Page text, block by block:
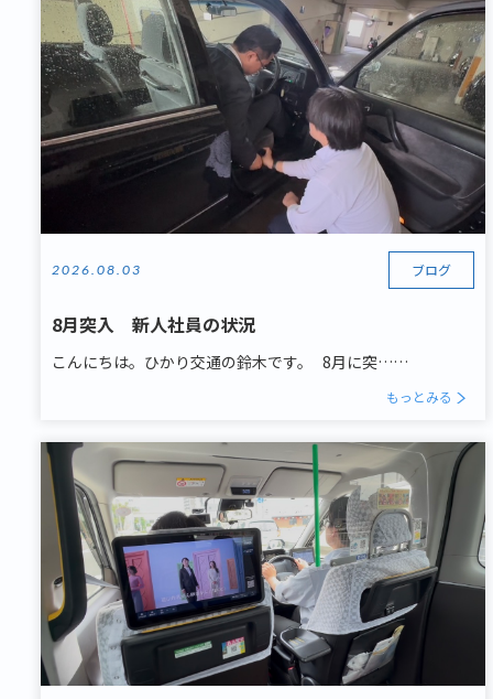
2026.08.03 ブログ
8月突入 新人社員の状況
こんにちは。ひかり交通の鈴木です。 8月に突……
もっとみる